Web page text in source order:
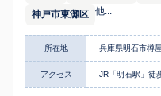
神戸市東灘区 他...
所在地 兵庫県明石市樽
アクセス JR「明石駅」徒